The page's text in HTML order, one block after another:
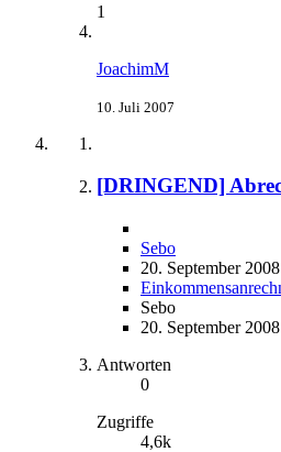
1
JoachimM
10. Juli 2007
[DRINGEND]
Sebo
20. September 2008
Sebo
20. September 2008
Antworten
0
Zugriffe
4,6k